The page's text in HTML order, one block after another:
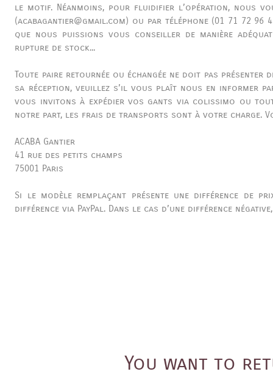
le motif. Néanmoins, pour fluidifier l’opération, nous
(acabagantier@gmail.com) ou par téléphone (01 71 72
que nous puissions vous conseiller de manière
rupture de stock...
Toute paire retournée ou échangée ne doit pas
sa réception, veuillez s’il vous plaît nous en informer
vous invitons à expédier vos gants via colissimo ou
notre part, les frais de transports sont à votre charge.
ACABA Gantier
41 rue des petits champs
75001 Paris
Si le modèle remplaçant présente une différence de
différence via PayPal. Dans le cas d’une différence
You want to